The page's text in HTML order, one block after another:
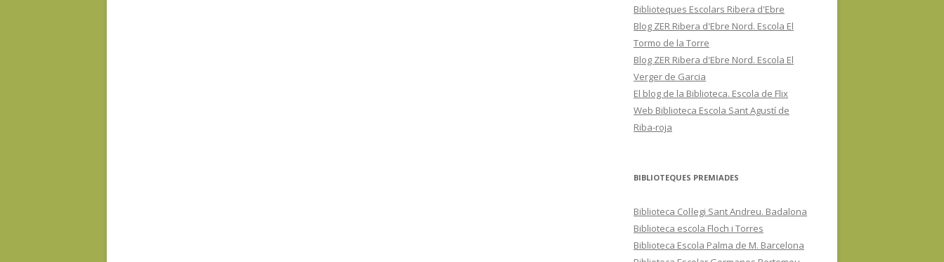
Biblioteques Escolars Ribera d'Ebre
Blog ZER Ribera d'Ebre Nord. Escola El
Tormo de la Torre
Blog ZER Ribera d'Ebre Nord. Escola El
Verger de Garcia
El blog de la Biblioteca. Escola de Flix
Web Biblioteca Escola Sant Agustí de
Riba-roja
BIBLIOTEQUES PREMIADES
Biblioteca Col·legi Sant Andreu. Badalona
Biblioteca escola Floch i Torres
Biblioteca Escola Palma de M. Barcelona